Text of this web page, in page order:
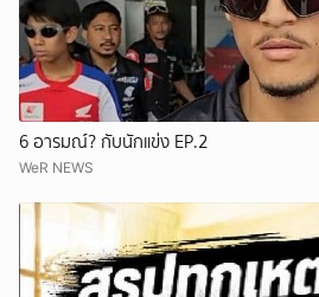
6 อารมณ์? กับนักแข่ง EP.2
WeR NEWS